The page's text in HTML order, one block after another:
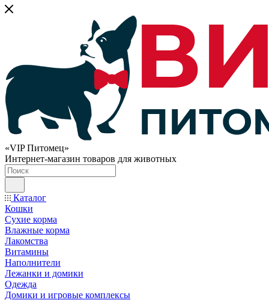
«VIP Питомец»
Интернет-магазин товаров для животных
Каталог
Кошки
Сухие корма
Влажные корма
Лакомства
Витамины
Наполнители
Лежанки и домики
Одежда
Домики и игровые комплексы